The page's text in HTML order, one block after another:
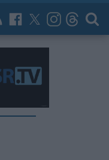
News Now Archív